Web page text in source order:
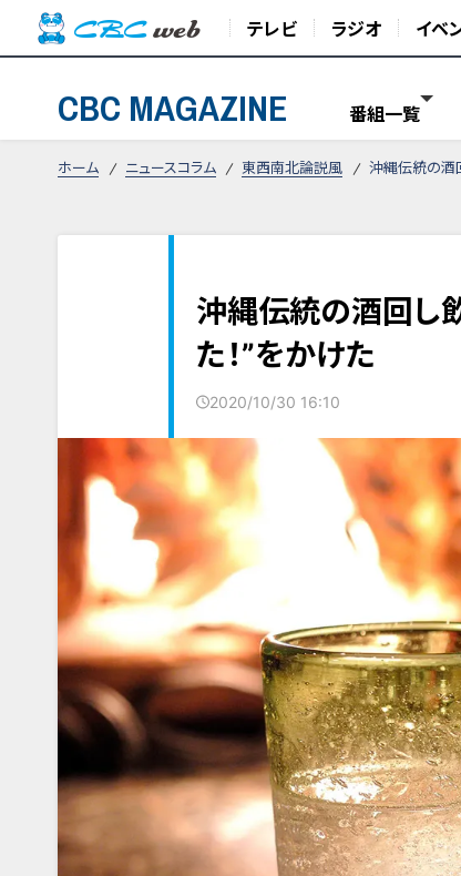
テレビ ラジオ イベ
CBC MAGAZINE 番組一覧
ホーム ニュースコラム 東西南北論説風 沖縄伝統の酒
沖縄伝統の酒回し
た！”をかけた
2020/10/30 16:10